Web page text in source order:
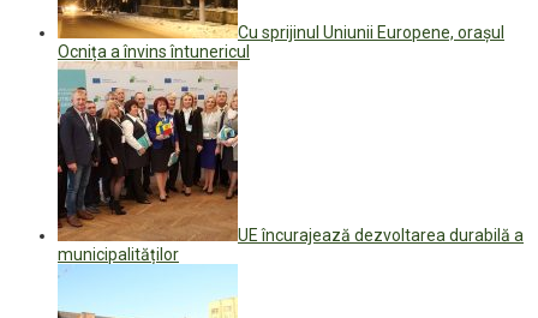
Cu sprijinul Uniunii Europene, orașul
Ocnița a învins întunericul
UE încurajează dezvoltarea durabilă a
municipalităților